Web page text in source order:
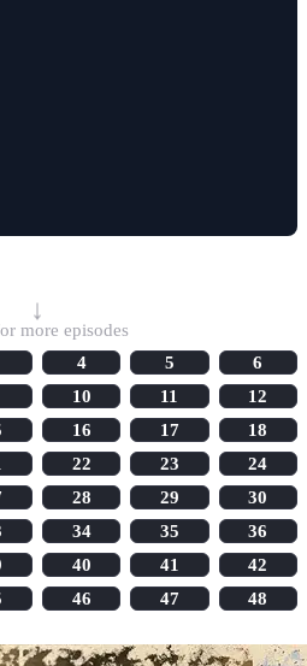
↓
more episodes
4 5
6
10 11
12
16 17
18
22 23
24
28 29
30
34 35
36
40 41
42
46 47
48